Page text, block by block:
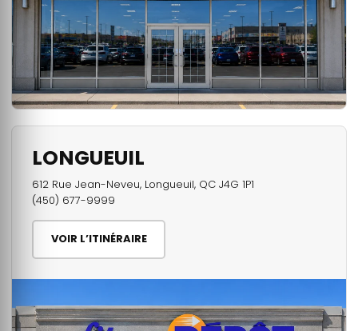
LONGUEUIL
612 Rue Jean-Neveu, Longueuil, QC J4G 1P1
(450) 677-9999
VOIR L’ITINÉRAIRE